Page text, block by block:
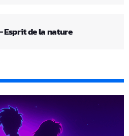
Esprit de la nature